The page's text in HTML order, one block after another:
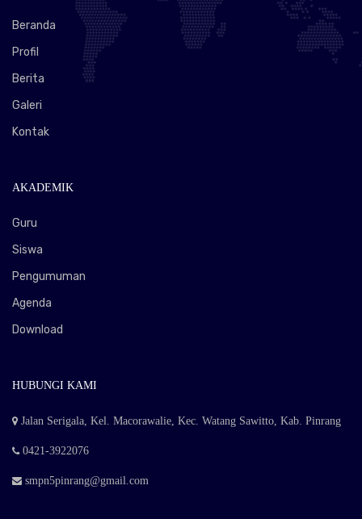
Beranda
Profil
Berita
Galeri
Kontak
AKADEMIK
Guru
Siswa
Pengumuman
Agenda
Download
HUBUNGI KAMI
Jalan Serigala, Kel. Macorawalie, Kec. Watang Sawitto, Kab. Pinrang
0421-3922076
smpn5pinrang@gmail.com